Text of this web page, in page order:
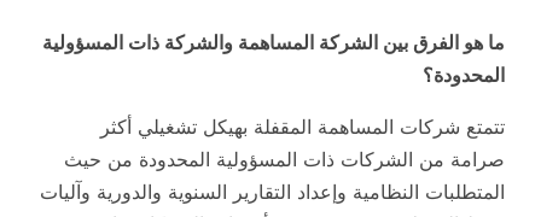
ما هو الفرق بين الشركة المساهمة والشركة ذات المسؤولية
المحدودة؟
تتمتع شركات المساهمة المقفلة بهيكل تشغيلي أكثر
صرامة من الشركات ذات المسؤولية المحدودة من حيث
المتطلبات النظامية وإعداد التقارير السنوية والدورية وآليات